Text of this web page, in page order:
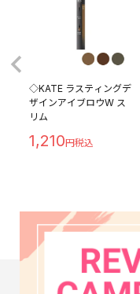
◇KATE ラスティングデ
ザインアイブロウW ス
リム
1,210